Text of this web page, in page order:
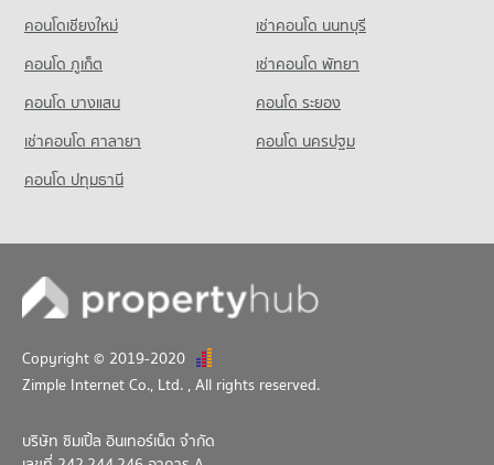
คอนโดเชียงใหม่
เช่าคอนโด นนทบุรี
คอนโด ภูเก็ต
เช่าคอนโด พัทยา
คอนโด บางแสน
คอนโด ระยอง
เช่าคอนโด ศาลายา
คอนโด นครปฐม
คอนโด ปทุมธานี
Copyright © 2019-2020
Zimple Internet Co., Ltd. , All rights reserved.
บริษัท ซิมเปิ้ล อินเทอร์เน็ต จำกัด